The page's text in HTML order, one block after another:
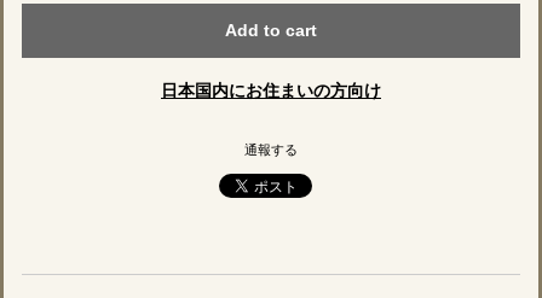
Add to cart
日本国内にお住まいの方向け
通報する